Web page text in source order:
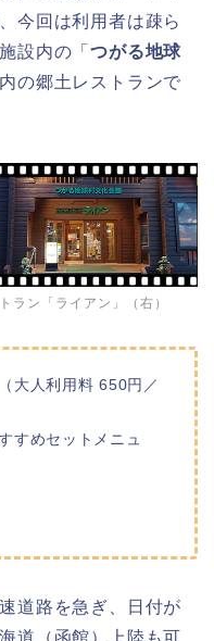
今回は利用者は疎ら
設内の「つがる地球
の郷土レストランで
ラン「ライアン」（右）
大人利用料 650円／
すめセットメニュ
道路を急ぎ、日付が
道（函館）上陸も可